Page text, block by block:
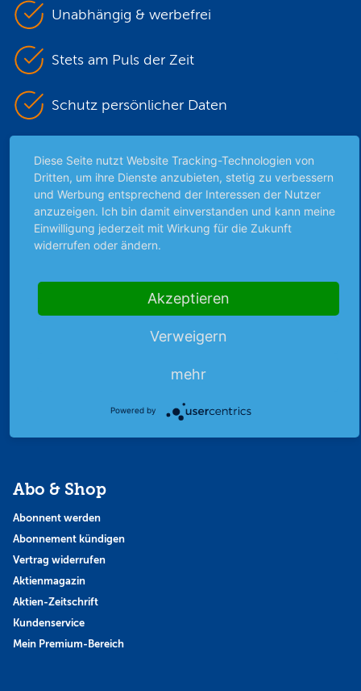
Unabhängig & werbefrei
Stets am Puls der Zeit
Schutz persönlicher Daten
Highlights
Archiv
Börsengerüchte
Abo & Shop
Abonnent werden
Abonnement kündigen
Vertrag widerrufen
Aktienmagazin
Aktien-Zeitschrift
Kundenservice
Mein Premium-Bereich
Diese Seite nutzt Website Tracking-Technologien von
Dritten, um ihre Dienste anzubieten, stetig zu verbessern
und Werbung entsprechend der Interessen der Nutzer
anzuzeigen. Ich bin damit einverstanden und kann meine
Einwilligung jederzeit mit Wirkung für die Zukunft
widerrufen oder ändern.
Akzeptieren
Verweigern
mehr
Powered by